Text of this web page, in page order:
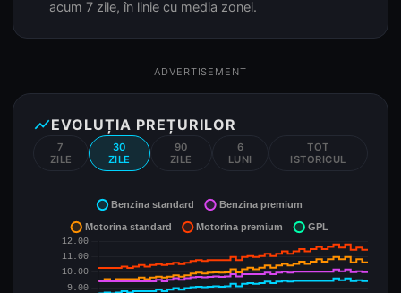
acum 7 zile, în linie cu media zonei.
ADVERTISEMENT
show_chartEVOLUȚIA PREȚURILOR
7
ZILE
30
ZILE
90
ZILE
6
LUNI
TOT
ISTORICUL